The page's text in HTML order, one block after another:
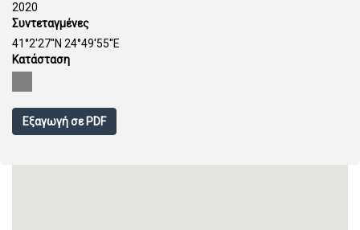
2020
Συντεταγμένες
41°2'27''N 24°49'55''E
Κατάσταση
Εξαγωγή σε PDF